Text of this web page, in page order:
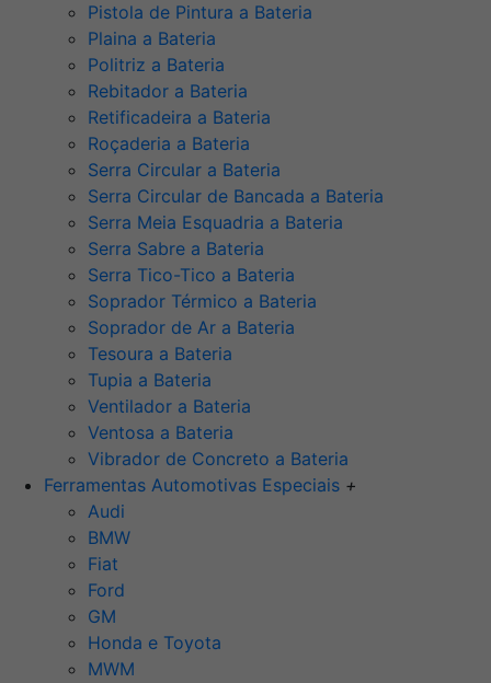
Pistola de Pintura a Bateria
Plaina a Bateria
Politriz a Bateria
Rebitador a Bateria
Retificadeira a Bateria
Roçaderia a Bateria
Serra Circular a Bateria
Serra Circular de Bancada a Bateria
Serra Meia Esquadria a Bateria
Serra Sabre a Bateria
Serra Tico-Tico a Bateria
Soprador Térmico a Bateria
Soprador de Ar a Bateria
Tesoura a Bateria
Tupia a Bateria
Ventilador a Bateria
Ventosa a Bateria
Vibrador de Concreto a Bateria
Ferramentas Automotivas Especiais +
Audi
BMW
Fiat
Ford
GM
Honda e Toyota
MWM